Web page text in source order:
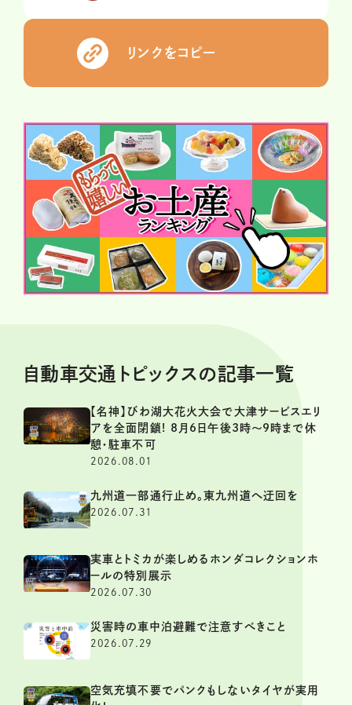
リンクをコピー
自動車交通トピックスの記事一覧
【名神】びわ湖大花火大会で大津サービスエリ
アを全面閉鎖! 8月6日午後3時～9時まで休
憩・駐車不可
2026.08.01
九州道一部通行止め。東九州道へ迂回を
2026.07.31
実車とトミカが楽しめるホンダコレクションホ
ールの特別展示
2026.07.30
災害時の車中泊避難で注意すべきこと
2026.07.29
空気充填不要でパンクもしないタイヤが実用